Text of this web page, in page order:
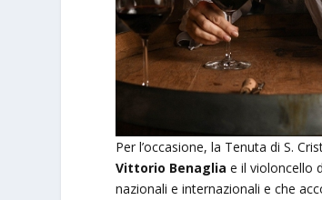
Per l’occasione, la Tenuta di S.
Vittorio Benaglia e il violoncello
nazionali e internazionali e che